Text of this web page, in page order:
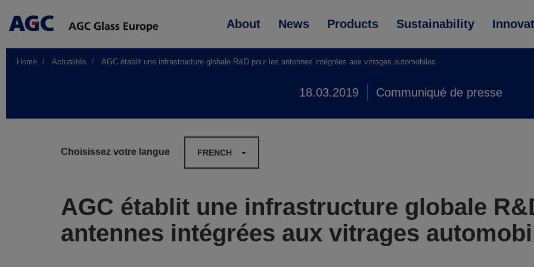
Main
About News Products Sustainability
Home Actualités AGC établit une infrastructure globale R&D pour les antennes intégrées aux vitrages automobiles
18.03.2019 Communiqué de presse
Choisissez votre langue FRENCH
AGC établit une infrastructure globale
antennes intégrées aux vitrages